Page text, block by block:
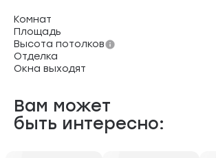
Комнат
Площадь
Высота потолков
Отделка
Окна выходят
Вам может
быть интересно: